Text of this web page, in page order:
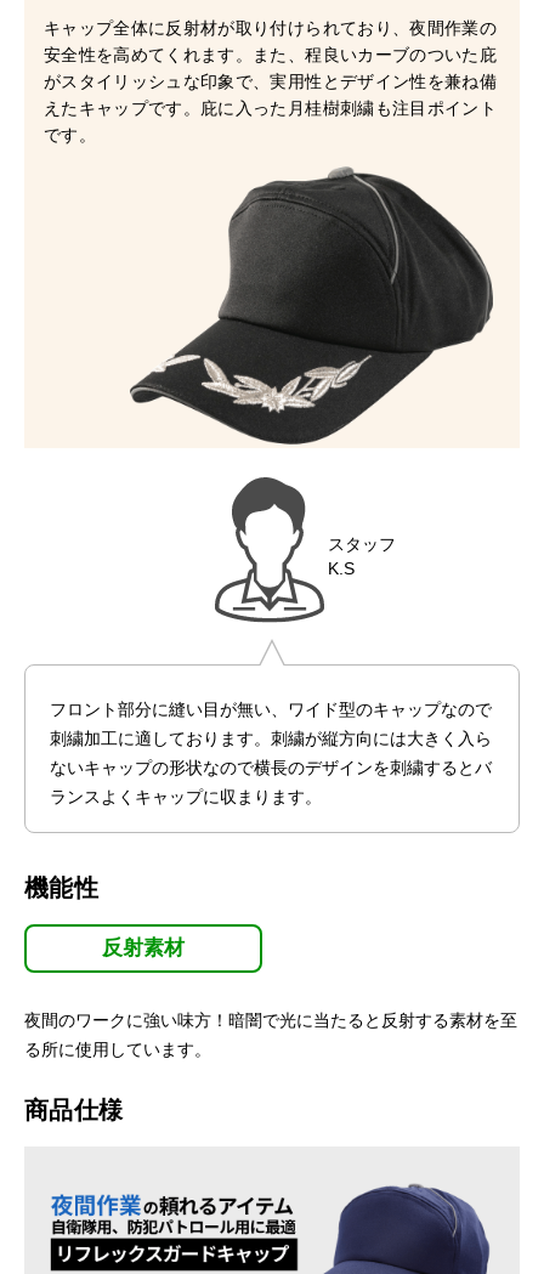
キャップ全体に反射材が取り付けられており、夜間作業の
安全性を高めてくれます。また、程良いカーブのついた庇
がスタイリッシュな印象で、実用性とデザイン性を兼ね備
えたキャップです。庇に入った月桂樹刺繍も注目ポイント
です。
スタッフ
K.S
フロント部分に縫い目が無い、ワイド型のキャップなので
刺繍加工に適しております。刺繍が縦方向には大きく入ら
ないキャップの形状なので横長のデザインを刺繍するとバ
ランスよくキャップに収まります。
機能性
反射素材
夜間のワークに強い味方！暗闇で光に当たると反射する素材を至
る所に使用しています。
商品仕様